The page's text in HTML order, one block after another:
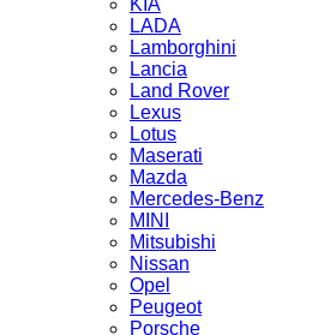
KIA
LADA
Lamborghini
Lancia
Land Rover
Lexus
Lotus
Maserati
Mazda
Mercedes-Benz
MINI
Mitsubishi
Nissan
Opel
Peugeot
Porsche